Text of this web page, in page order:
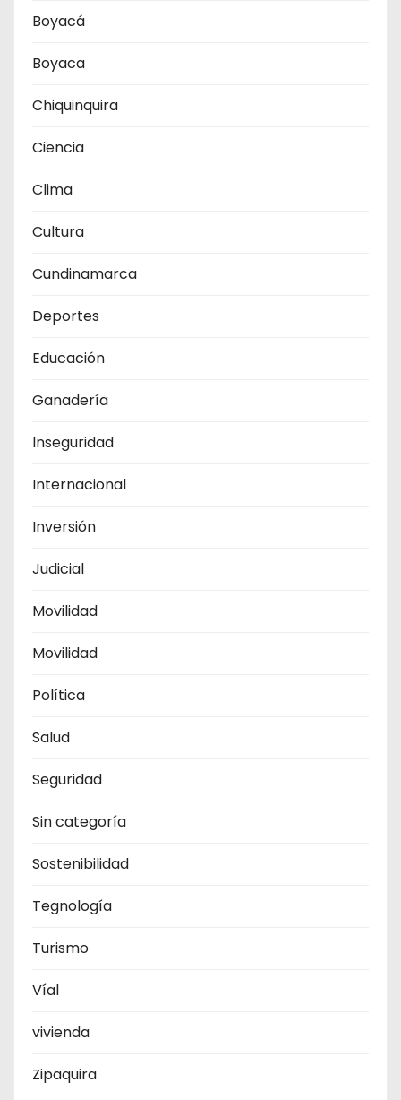
Boyacá
Boyaca
Chiquinquira
Ciencia
Clima
Cultura
Cundinamarca
Deportes
Educación
Ganadería
Inseguridad
Internacional
Inversión
Judicial
Movilidad
Movilidad
Política
Salud
Seguridad
Sin categoría
Sostenibilidad
Tegnología
Turismo
Víal
vivienda
Zipaquira